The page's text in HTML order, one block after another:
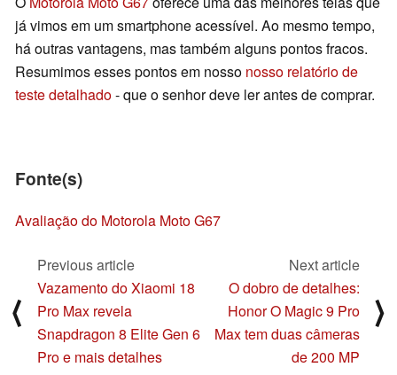
já vimos em um smartphone acessível. Ao mesmo tempo,
há outras vantagens, mas também alguns pontos fracos.
Resumimos esses pontos em nosso nosso relatório de
teste detalhado- que o senhor deve ler antes de comprar.
Fonte(s)
Avaliação do Motorola Moto G67
⟨
Previous article
Vazamento do Xiaomi 18
Pro Max revela
Snapdragon 8 Elite Gen 6
Pro e mais detalhes
Next article
O dobro de detalhes:
Honor O Magic 9 Pro
Max tem duas câmeras
de 200 MP
⟩